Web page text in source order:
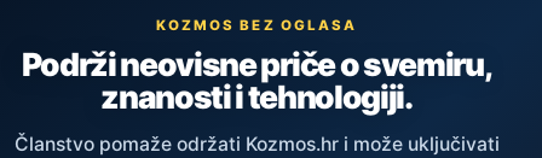
KOZMOS BEZ OGLASA
Podrži neovisne priče o svemiru,
znanosti i tehnologiji.
Članstvo pomaže održati Kozmos.hr i može uključivati